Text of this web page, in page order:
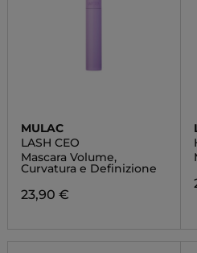
MULAC
LASH CEO
Mascara Volume,
Curvatura e Definizione
23,90 €